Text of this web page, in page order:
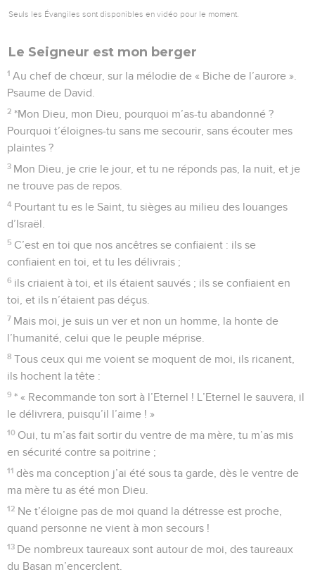
Seuls les Évangiles sont disponibles en vidéo pour le moment.
Le Seigneur est mon berger
1 Au chef de chœur, sur la mélodie de « Biche de l’aurore ».
Psaume de David.
2 *Mon Dieu, mon Dieu, pourquoi m’as-tu abandonné ?
Pourquoi t’éloignes-tu sans me secourir, sans écouter mes
plaintes ?
3 Mon Dieu, je crie le jour, et tu ne réponds pas, la nuit, et je
ne trouve pas de repos.
4 Pourtant tu es le Saint, tu sièges au milieu des louanges
d’Israël.
5 C’est en toi que nos ancêtres se confiaient : ils se
confiaient en toi, et tu les délivrais ;
6 ils criaient à toi, et ils étaient sauvés ; ils se confiaient en
toi, et ils n’étaient pas déçus.
7 Mais moi, je suis un ver et non un homme, la honte de
l’humanité, celui que le peuple méprise.
8 Tous ceux qui me voient se moquent de moi, ils ricanent,
ils hochent la tête :
9 * « Recommande ton sort à l’Eternel ! L’Eternel le sauvera, il
le délivrera, puisqu’il l’aime ! »
10 Oui, tu m’as fait sortir du ventre de ma mère, tu m’as mis
en sécurité contre sa poitrine ;
11 dès ma conception j’ai été sous ta garde, dès le ventre de
ma mère tu as été mon Dieu.
12 Ne t’éloigne pas de moi quand la détresse est proche,
quand personne ne vient à mon secours !
13 De nombreux taureaux sont autour de moi, des taureaux
du Basan m’encerclent.